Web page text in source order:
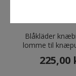
Blåkläder
lomme til
225,00